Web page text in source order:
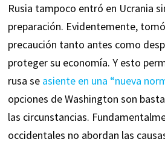
Rusia tampoco entró en Ucrania
preparación. Evidentemente,
precaución tanto antes como
proteger su economía. Y esto
rusa se asiente en una “nueva
opciones de Washington son
las circunstancias.
occidentales no abordan las